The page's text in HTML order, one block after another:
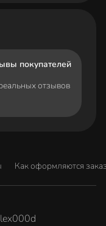
покупателей
отзывов
Как оформляются